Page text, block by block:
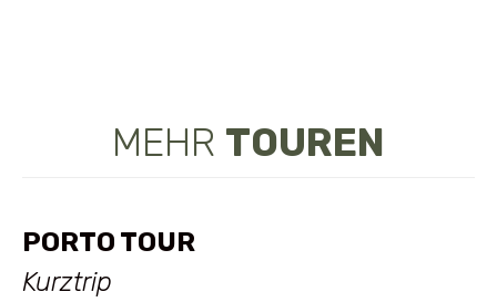
MEHR TOUREN
PORTO TOUR
Kurztrip